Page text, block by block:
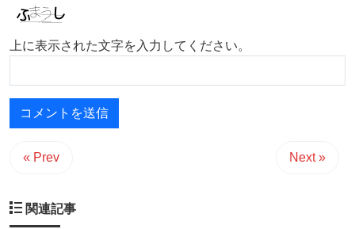
上に表示された文字を入力してください。
« Prev Next »
関連記事